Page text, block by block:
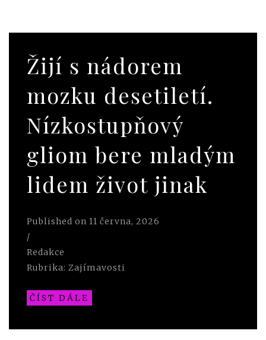
Žijí s nádorem
mozku desetiletí.
Nízkostupňový
gliom bere mladým
lidem život jinak
Published on 11 června, 2026
/
Redakce
Rubrika: Zajímavosti
ČÍST DÁLE